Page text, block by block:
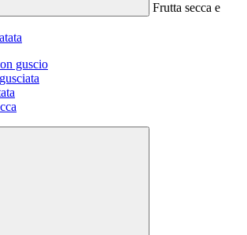
Frutta secca e
guscio